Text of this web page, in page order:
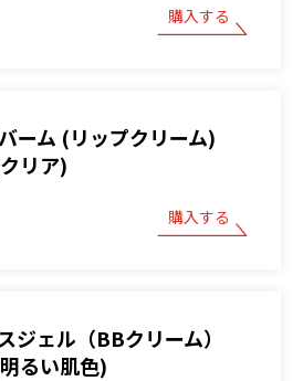
購入する
ーム (リップクリーム)
リア)
購入する
ジェル（BBクリーム）
るい肌色)